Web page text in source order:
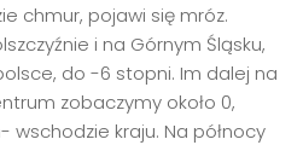
chmur, pojawi się mróz.
i na Górnym Śląsku,
do -6 stopni. Im dalej na
zobaczymy około 0,
kraju. Na północy